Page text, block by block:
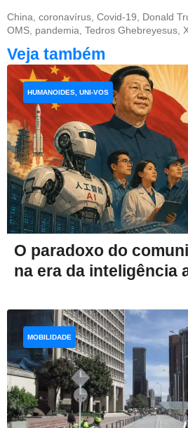
China coronavírus Covid-19 Donald
OMS pandemia Tedros Ghebreyesus
Veja também
O paradoxo do
na era da inteligência
HUMANOIDES, UNI-VOS
MOBILIDADE